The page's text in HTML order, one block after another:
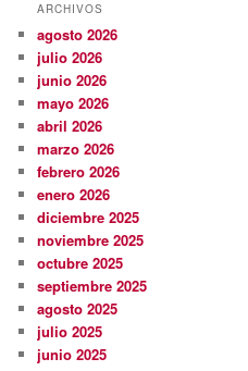
ARCHIVOS
agosto 2026
julio 2026
junio 2026
mayo 2026
abril 2026
marzo 2026
febrero 2026
enero 2026
diciembre 2025
noviembre 2025
octubre 2025
septiembre 2025
agosto 2025
julio 2025
junio 2025